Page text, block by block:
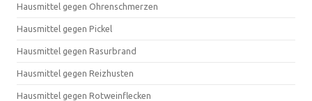
Hausmittel gegen Ohrenschmerzen
Hausmittel gegen Pickel
Hausmittel gegen Rasurbrand
Hausmittel gegen Reizhusten
Hausmittel gegen Rotweinflecken